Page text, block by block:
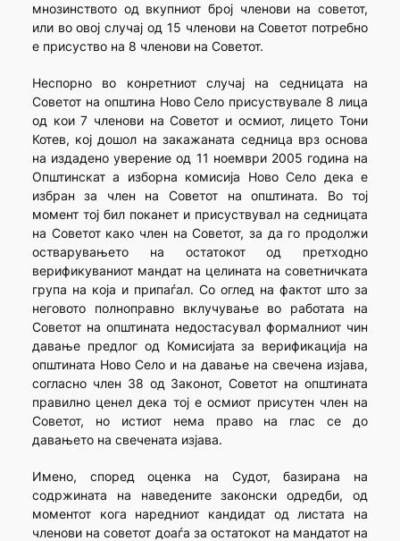
мнозинството од вкупниот број членови на советот,
или во овој случај од 15 членови на Советот потребно
е присуство на 8 членови на Советот.
Неспорно во конретниот случај на седницата на
Советот на општина Ново Село присуствувале 8 лица
од кои 7 членови на Советот и осмиот, лицето Тони
Котев, кој дошол на закажаната седница врз основа
на издадено уверение од 11 ноември 2005 година на
Општинскат а изборна комисија Ново Село дека е
избран за член на Советот на општината. Во тој
момент тој бил поканет и присуствувал на седницата
на Советот како член на Советот, за да го продолжи
остварувањето на остатокот од претходно
верификуваниот мандат на целината на советничката
група на која и припаѓал. Со оглед на фактот што за
неговото полноправно вклучување во работата на
Советот на општината недостасувал формалниот чин
давање предлог од Комисијата за верификација на
општината Ново Село и на давање на свечена изјава,
согласно член 38 од Законот, Советот на општината
правилно ценел дека тој е осмиот присутен член на
Советот, но истиот нема право на глас се до
давањето на свечената изјава.
Имено, според оценка на Судот, базирана на
содржината на наведените законски одредби, од
моментот кога наредниот кандидат од листата на
членови на советот доаѓа за остатокот на мандатот на